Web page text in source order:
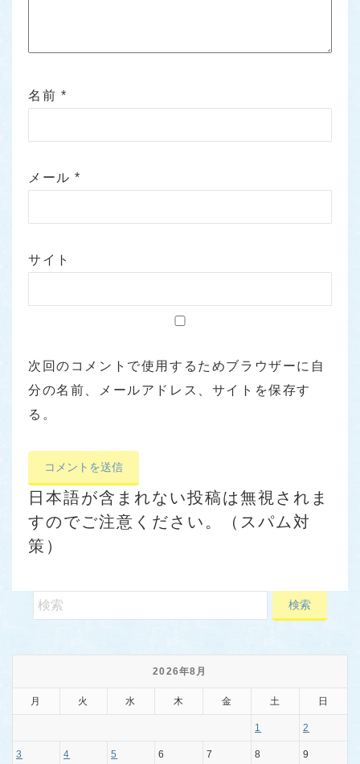
名前 *
メール*
サイト
次回のコメントで使用するためブラウザーに自
分の名前、メールアドレス、サイトを保存す
る。
日本語が含まれない投稿は無視されま
すのでご注意ください。（スパム対
策）
2026年8月
月 火 水 木 金 土 日
1 2
3 4 5 6 7 8 9